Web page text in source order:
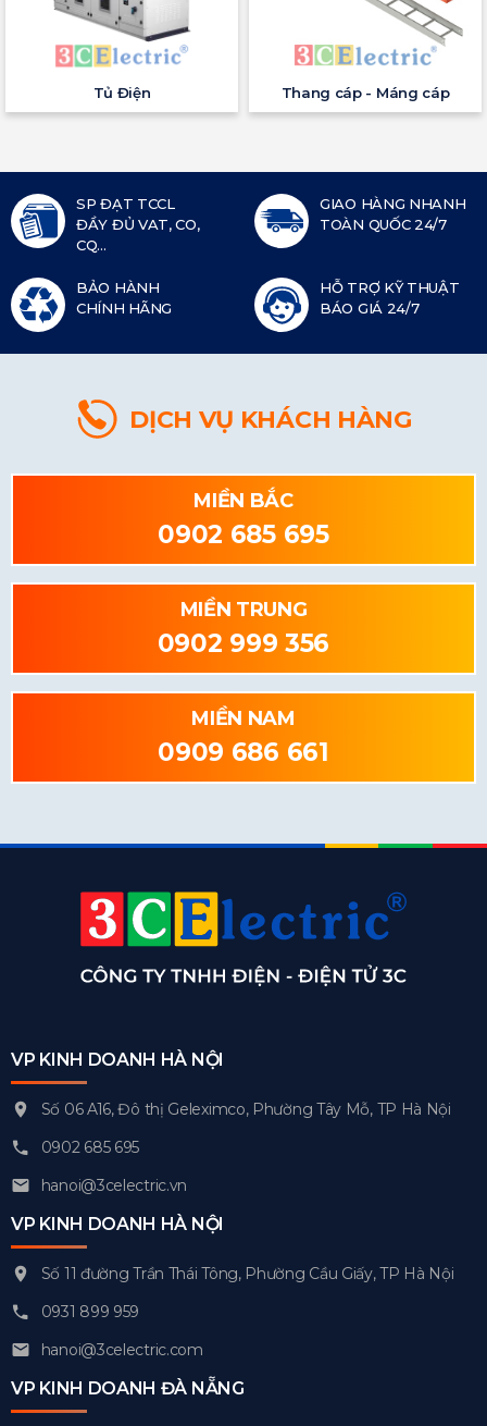
Tủ Điện Thang cáp - Máng cáp
SP ĐẠT TCCL
ĐẦY ĐỦ VAT, CO,
CQ...
GIAO HÀNG NHANH
TOÀN QUỐC 24/7
BẢO HÀNH
CHÍNH HÃNG
HỖ TRỢ KỸ THUẬT
BÁO GIÁ 24/7
DỊCH VỤ KHÁCH HÀNG
MIỀN BẮC
0902 685 695
MIỀN TRUNG
0902 999 356
MIỀN NAM
0909 686 661
VP KINH DOANH HÀ NỘI
Số 06 A16, Đô thị Geleximco, Phường Tây Mỗ, TP Hà Nội
0902 685 695
hanoi@3celectric.vn
VP KINH DOANH HÀ NỘI
Số 11 đường Trần Thái Tông, Phường Cầu Giấy, TP Hà Nội
0931 899 959
hanoi@3celectric.com
VP KINH DOANH ĐÀ NẴNG